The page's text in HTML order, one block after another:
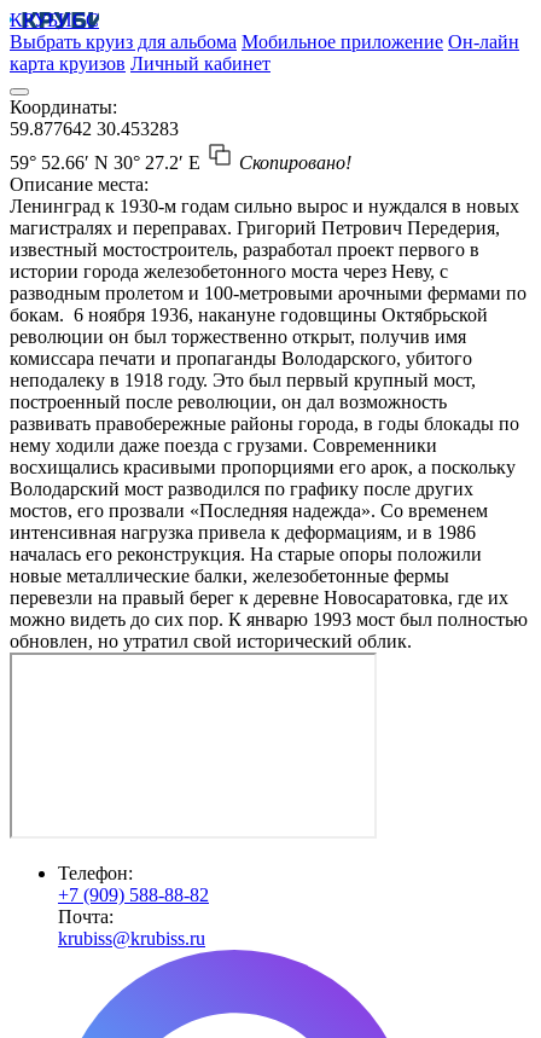
КРУБИСС
Выбрать круиз для альбома Мобильное приложение Он-лайн
карта круизов Личный кабинет
Координаты:
59.877642 30.453283
59° 52.66′ N 30° 27.2′ E
Скопировано!
Описание места:
Ленинград к 1930-м годам сильно вырос и нуждался в новых
магистралях и переправах. Григорий Петрович Передерия,
известный мостостроитель, разработал проект первого в
истории города железобетонного моста через Неву, с
разводным пролетом и 100-метровыми арочными фермами по
бокам. 6 ноября 1936, накануне годовщины Октябрьской
революции он был торжественно открыт, получив имя
комиссара печати и пропаганды Володарского, убитого
неподалеку в 1918 году. Это был первый крупный мост,
построенный после революции, он дал возможность
развивать правобережные районы города, в годы блокады по
нему ходили даже поезда с грузами. Современники
восхищались красивыми пропорциями его арок, а поскольку
Володарский мост разводился по графику после других
мостов, его прозвали «Последняя надежда». Со временем
интенсивная нагрузка привела к деформациям, и в 1986
началась его реконструкция. На старые опоры положили
новые металлические балки, железобетонные фермы
перевезли на правый берег к деревне Новосаратовка, где их
можно видеть до сих пор. К январю 1993 мост был полностью
обновлен, но утратил свой исторический облик.
Телефон:
+7 (909) 588-88-82
Почта:
krubiss@krubiss.ru